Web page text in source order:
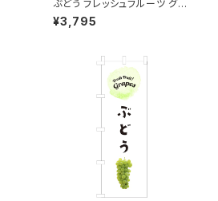
ぶどう フレッシュフルーツ グレ
ープ のぼり旗
¥3,795